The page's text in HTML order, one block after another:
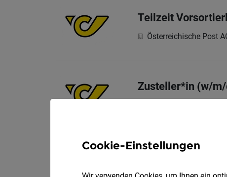
Teilzeit
Österreichische Post
Zusteller*in (w/
Kufgem GmbH
Cookie-Einstellungen